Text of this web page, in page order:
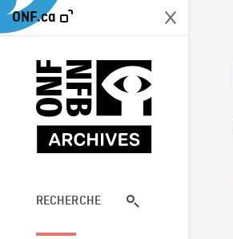
ONF.ca
RECHERCHE